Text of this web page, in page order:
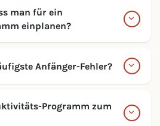
man für ein
einplanen?
Anfänger-Fehler?
Programm zum